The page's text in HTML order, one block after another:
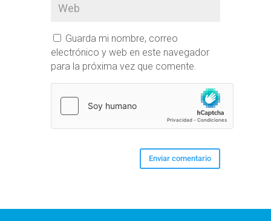
Guarda mi nombre, correo
electrónico y web en este navegador
para la próxima vez que comente.